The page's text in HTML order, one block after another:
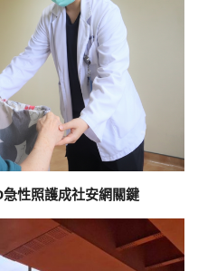
性照護成社安網關鍵